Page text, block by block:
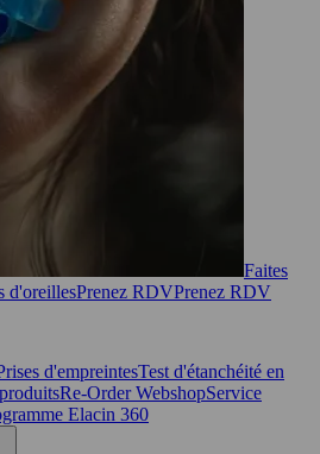
Faites
d'oreillesPrenez RDVPrenez RDV
d'empreintesTest d'étanchéité en
Re-Order WebshopService
Elacin 360